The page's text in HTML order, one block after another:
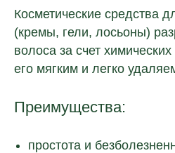
Косметические средства
(кремы, гели, лосьоны)
волоса за счет
его мягким и легко
Преимущества:
простота и